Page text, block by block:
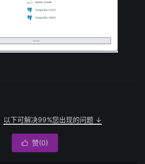
以下可解决99%您出现的问题 ↓
 赞(0)